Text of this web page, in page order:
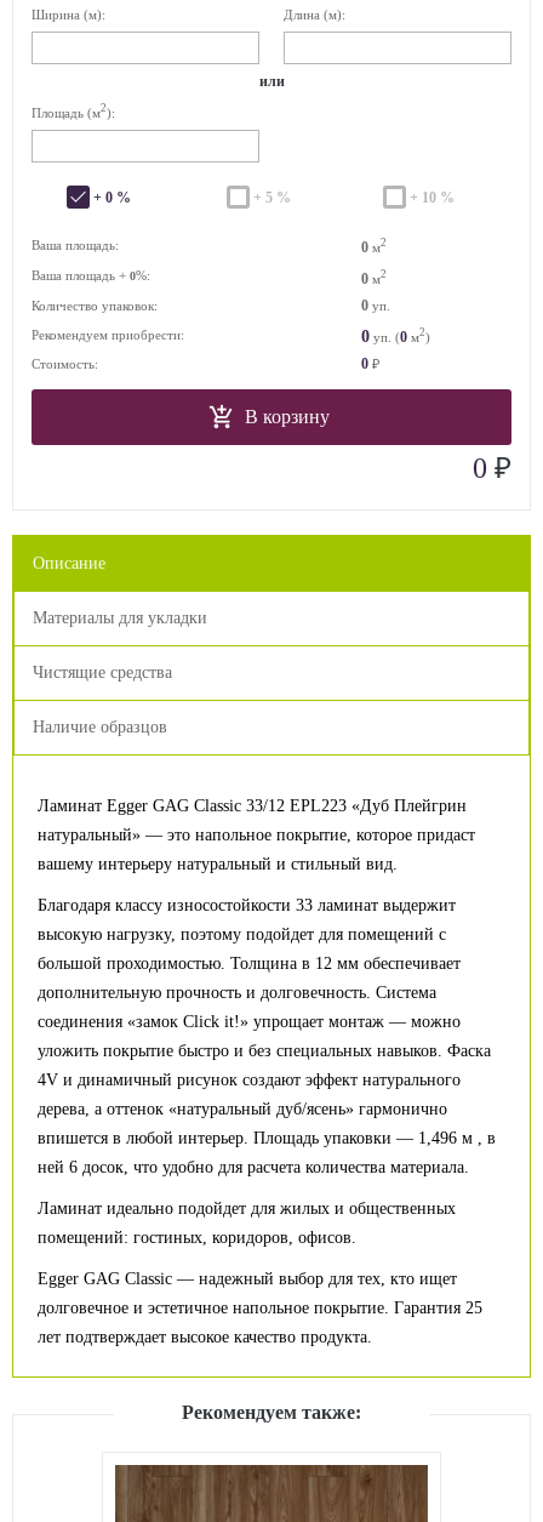
Ширина (м): Длина (м):
или
Площадь (м2):
+ 0 % + 5 % + 10 %
Ваша площадь: 0 м2
Ваша площадь + 0%: 0 м2
Количество упаковок: 0 уп.
Рекомендуем приобрести:
0 уп. (0 м2)
Стоимость:
0 ₽
В корзину
0 ₽
Описание
Материалы для укладки
Чистящие средства
Наличие образцов
Ламинат Egger GAG Classic 33/12 EPL223 «Дуб Плейгрин
натуральный» — это напольное покрытие, которое придаст
вашему интерьеру натуральный и стильный вид.
Благодаря классу износостойкости 33 ламинат выдержит
высокую нагрузку, поэтому подойдет для помещений с
большой проходимостью. Толщина в 12 мм обеспечивает
дополнительную прочность и долговечность. Система
соединения «замок Click it!» упрощает монтаж — можно
уложить покрытие быстро и без специальных навыков. Фаска
4V и динамичный рисунок создают эффект натурального
дерева, а оттенок «натуральный дуб/ясень» гармонично
впишется в любой интерьер. Площадь упаковки — 1,496 м , в
ней 6 досок, что удобно для расчета количества материала.
Ламинат идеально подойдет для жилых и общественных
помещений: гостиных, коридоров, офисов.
Egger GAG Classic — надежный выбор для тех, кто ищет
долговечное и эстетичное напольное покрытие. Гарантия 25
лет подтверждает высокое качество продукта.
Рекомендуем также: